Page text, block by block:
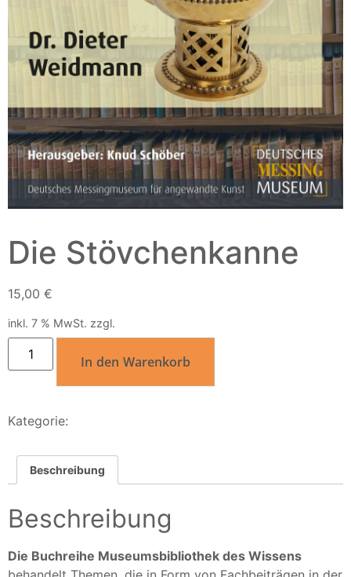
Die Stövchenkanne
15,00 €
inkl. 7 % MwSt. zzgl.
In den Warenkorb
Kategorie:
Beschreibung
Beschreibung
Die Buchreihe Museumsbibliothek des Wissens